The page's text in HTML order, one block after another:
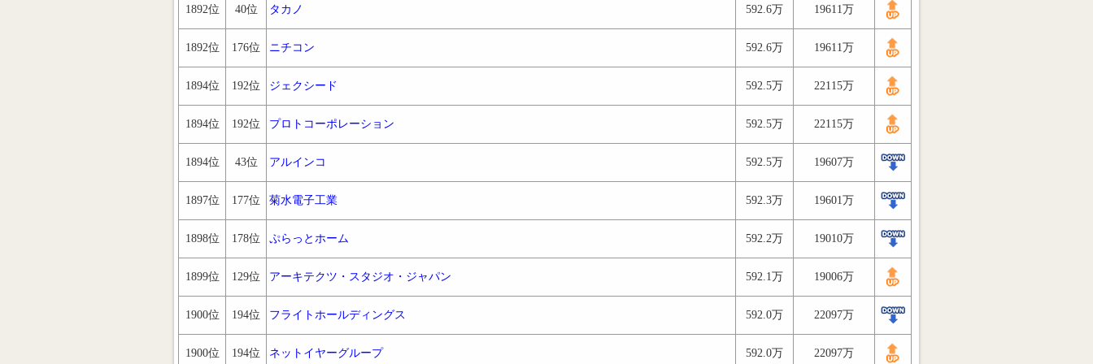
1892位 40位 タカノ 592.6万 19611万
1892位 176位 ニチコン 592.6万 19611万
1894位 192位 ジェクシード 592.5万 22115万
1894位 192位 プロトコーポレーション 592.5万 22115万
1894位 43位 アルインコ 592.5万 19607万
1897位 177位 菊水電子工業 592.3万 19601万
1898位 178位 ぷらっとホーム 592.2万 19010万
1899位 129位 アーキテクツ・スタジオ・ジャパン 592.1万 19006万
1900位 194位 フライトホールディングス 592.0万 22097万
1900位 194位 ネットイヤーグループ 592.0万 22097万